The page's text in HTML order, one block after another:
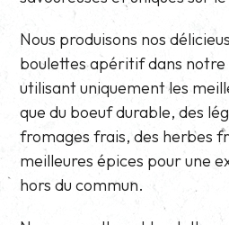
Nous produisons nos
boulettes apéritif dans notre
utilisant uniquement les
que du boeuf durable, des
fromages frais, des herbes
meilleures épices pour une
hors du commun.